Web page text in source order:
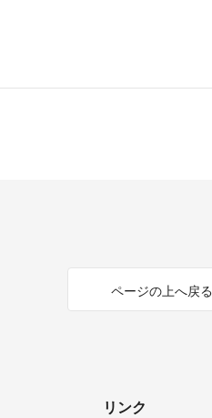
ページの上へ戻る
リンク